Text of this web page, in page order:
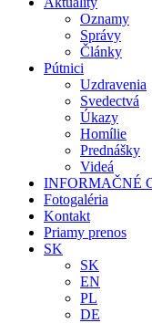
Oznamy
Správy
Články
Pútnici
Uzdravenia
Svedectvá
Úkazy
Homílie
Prednášky
Videá
INFORMAČNÉ
Fotogaléria
Kontakt
Priamy prenos
SK
SK
EN
PL
DE